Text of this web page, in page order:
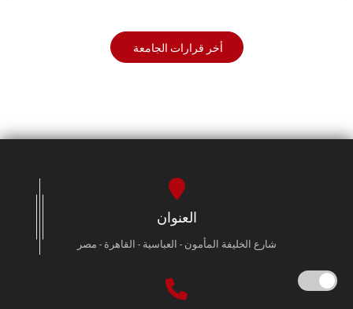
أخر قرارات الجامعة
العنوان
شارع الخليفة المأمون - العباسية - القاهرة - مصر